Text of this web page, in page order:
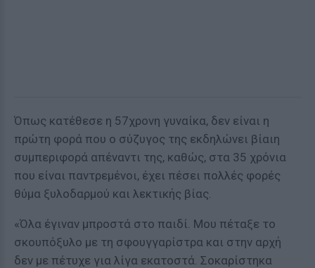
Όπως κατέθεσε η 57χρονη γυναίκα, δεν είναι η
πρώτη φορά που ο σύζυγος της εκδηλώνει βίαιη
συμπεριφορά απέναντι της, καθώς, στα 35 χρόνια
που είναι παντρεμένοι, έχει πέσει πολλές φορές
θύμα ξυλοδαρμού και λεκτικής βίας.
«Όλα έγιναν μπροστά στο παιδί. Μου πέταξε το
σκουπόξυλο με τη σφουγγαρίστρα και στην αρχή
δεν με πέτυχε για λίγα εκατοστά. Σοκαρίστηκα